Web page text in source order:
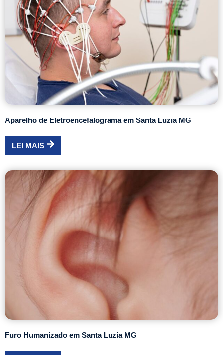
Aparelho de Eletroencefalograma em Santa Luzia MG
LEI MAIS
Furo Humanizado em Santa Luzia MG